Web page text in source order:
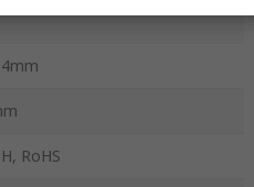
RoHS